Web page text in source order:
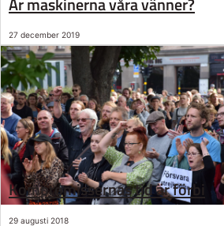
27 december 2019
Kompromissernas tid är förbi
29 augusti 2018